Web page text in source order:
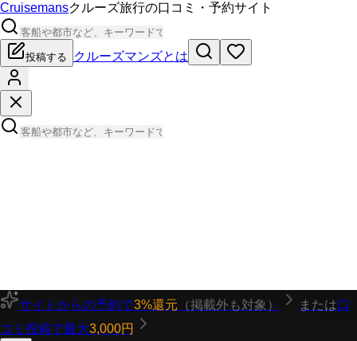
Cruisemansクルーズ旅行の口コミ・予約サイト
投稿する クルーズマンズとは
サイトからの予約で3%還元 （掲載外も対象） または口
コミ投稿で最大3,000円